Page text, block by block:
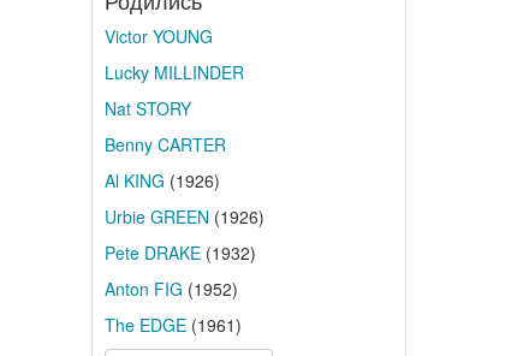
Victor YOUNG
Lucky MILLINDER
Nat STORY
Benny CARTER
Al KING (1926)
Urbie GREEN (1926)
Pete DRAKE(1932)
Anton FIG (1952)
The EDGE(1961)